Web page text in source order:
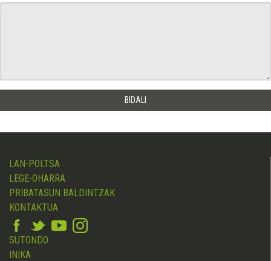
LAN-POLTSA
LEGE-OHARRA
PRIBATASUN BALDINTZAK
KONTAKTUA
SUTONDO
INIKA